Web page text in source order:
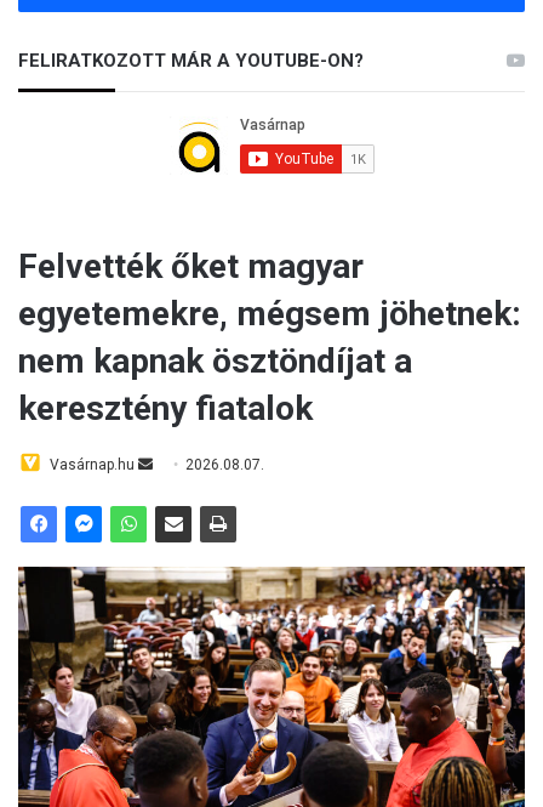
FELIRATKOZOTT MÁR A YOUTUBE-ON?